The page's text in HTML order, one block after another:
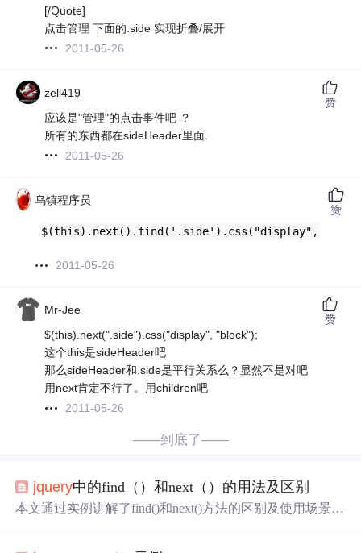
[/Quote]
点击管理 下面的.side 实现折叠/展开
2011-05-26
zell419
应该是"管理"的点击事件吧 ？
所有的东西都在sideHeader里面.
2011-05-26
赞
乌镇程序员
$(this).next().find('.side').css("display",
2011-05-26
赞
Mr-Jee
$(this).next(".side").css("display", "block");
这个this是sideHeader吧
那么sideHeader和.side是平行关系么？显然不是对吧
用next肯定不行了。用children吧
2011-05-26
赞
——到底了——
jquery中的find（）和next（）的用法及区别
本文通过实例讲解了find()和next()方法的区别及使用场景，